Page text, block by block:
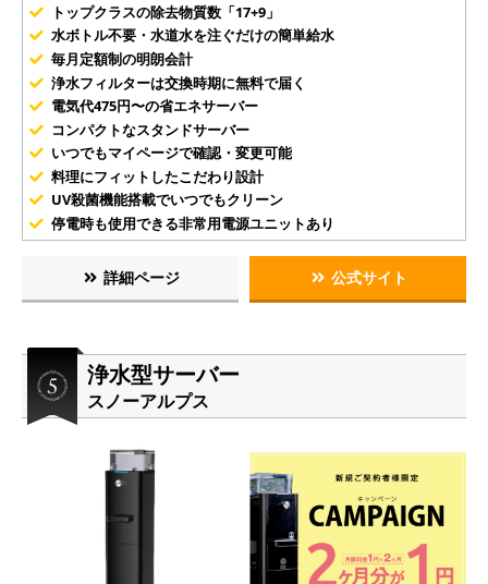
トップクラスの除去物質数「17+9」
水ボトル不要・水道水を注ぐだけの簡単給水
毎月定額制の明朗会計
浄水フィルターは交換時期に無料で届く
電気代475円〜の省エネサーバー
コンパクトなスタンドサーバー
いつでもマイページで確認・変更可能
料理にフィットしたこだわり設計
UV殺菌機能搭載でいつでもクリーン
停電時も使用できる非常用電源ユニットあり
詳細ページ 公式サイト
浄水型サーバー
スノーアルプス